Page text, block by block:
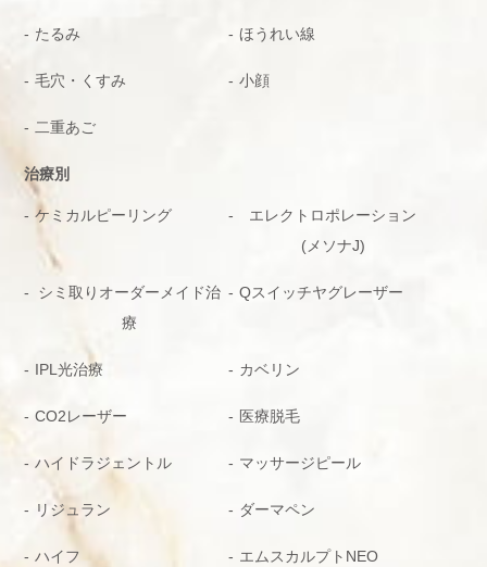
たるみ ほうれい線
毛穴・くすみ 小顔
二重あご
治療別
ケミカルピーリング
エレクトロポレーション
(メソナJ)
シミ取りオーダーメイド治
療
Qスイッチヤグレーザー
IPL光治療 カベリン
CO2レーザー 医療脱毛
ハイドラジェントル マッサージピール
リジュラン ダーマペン
ハイフ エムスカルプトNEO